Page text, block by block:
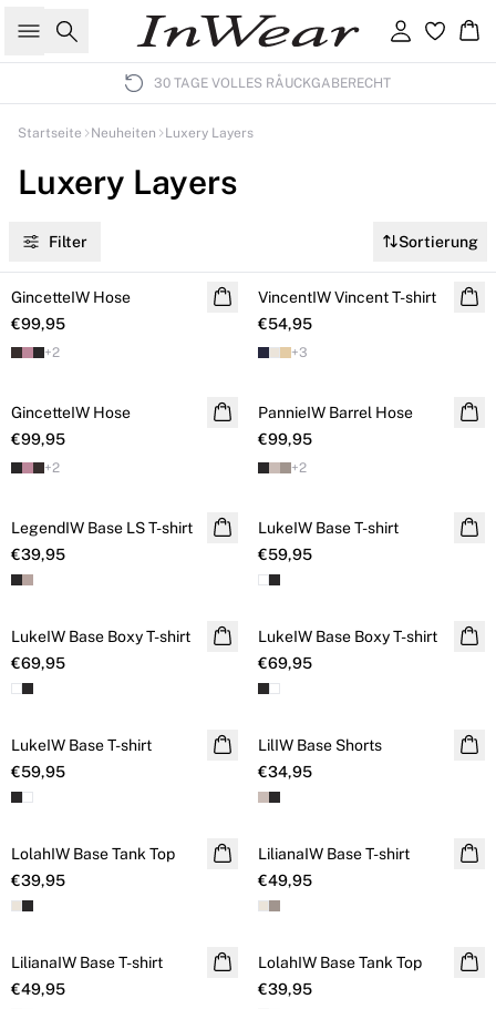
Suche Einloggen
30 TAGE VOLLES RÅUCKGABERECHT
Startseite Neuheiten Luxery Layers
Luxery Layers
Filter Sortierung
NEUHEITEN
GincetteIW Hose
€99,95
+2
VincentIW Vincent T-shirt
€54,95
+3
GincetteIW Hose
€99,95
+2
PannieIW Barrel Hose
€99,95
+2
LegendIW Base LS T-shirt
€39,95
LukeIW Base T-shirt
€59,95
LukeIW Base Boxy T-shirt
€69,95
LukeIW Base Boxy T-shirt
€69,95
LukeIW Base T-shirt
€59,95
LilIW Base Shorts
€34,95
LolahIW Base Tank Top
€39,95
LilianaIW Base T-shirt
€49,95
LilianaIW Base T-shirt
€49,95
LolahIW Base Tank Top
€39,95